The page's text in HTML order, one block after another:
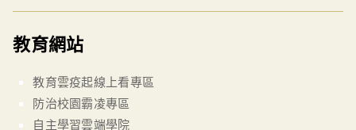
教育網站
教育雲疫起線上看專區
防治校園霸凌專區
自主學習雲端學院